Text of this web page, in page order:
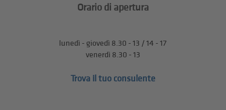
Orario di apertura
lunedì - giovedì 8.30 - 13 / 14 - 17
venerdì 8.30 - 13
Trova il tuo consulente